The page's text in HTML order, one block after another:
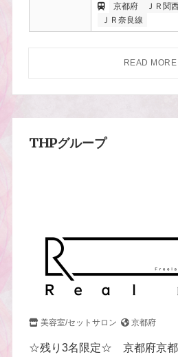
京都府
ＪＲ関
ＪＲ奈良線
THPグループ
美容室/セットサロン 京都府
☆残り3名限定☆ 京都府京都